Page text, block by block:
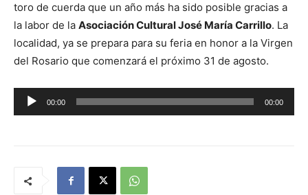
toro de cuerda que un año más ha sido posible gracias a
la labor de la Asociación Cultural José María Carrillo. La
localidad, ya se prepara para su feria en honor a la Virgen
del Rosario que comenzará el próximo 31 de agosto.
e
00:00 00:00